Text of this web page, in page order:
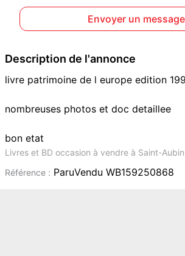
Envoyer un message
Description de l'annonce
livre patrimoine de l europe edition
nombreuses photos et doc detaillee
bon etat
Livres et BD occasion à vendre à Saint-
Référence : ParuVendu WB159250868